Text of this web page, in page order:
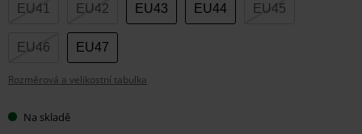
EU41 EU42 EU43 EU44 EU45
EU46 EU47
Rozměrová a velikostní tabulka
Na skladě